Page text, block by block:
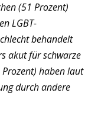
(51 Prozent)
LGBT-
behandelt
akut für schwarze
haben laut
durch andere